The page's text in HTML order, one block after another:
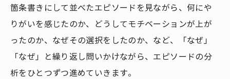
箇条書きにして並べたエピソードを見ながら、何にや
りがいを感じたのか、どうしてモチベーションが上が
ったのか、なぜその選択をしたのか、など、「なぜ」
「なぜ」と繰り返し問いかけながら、エピソードの分
析をひとつずつ進めていきます。